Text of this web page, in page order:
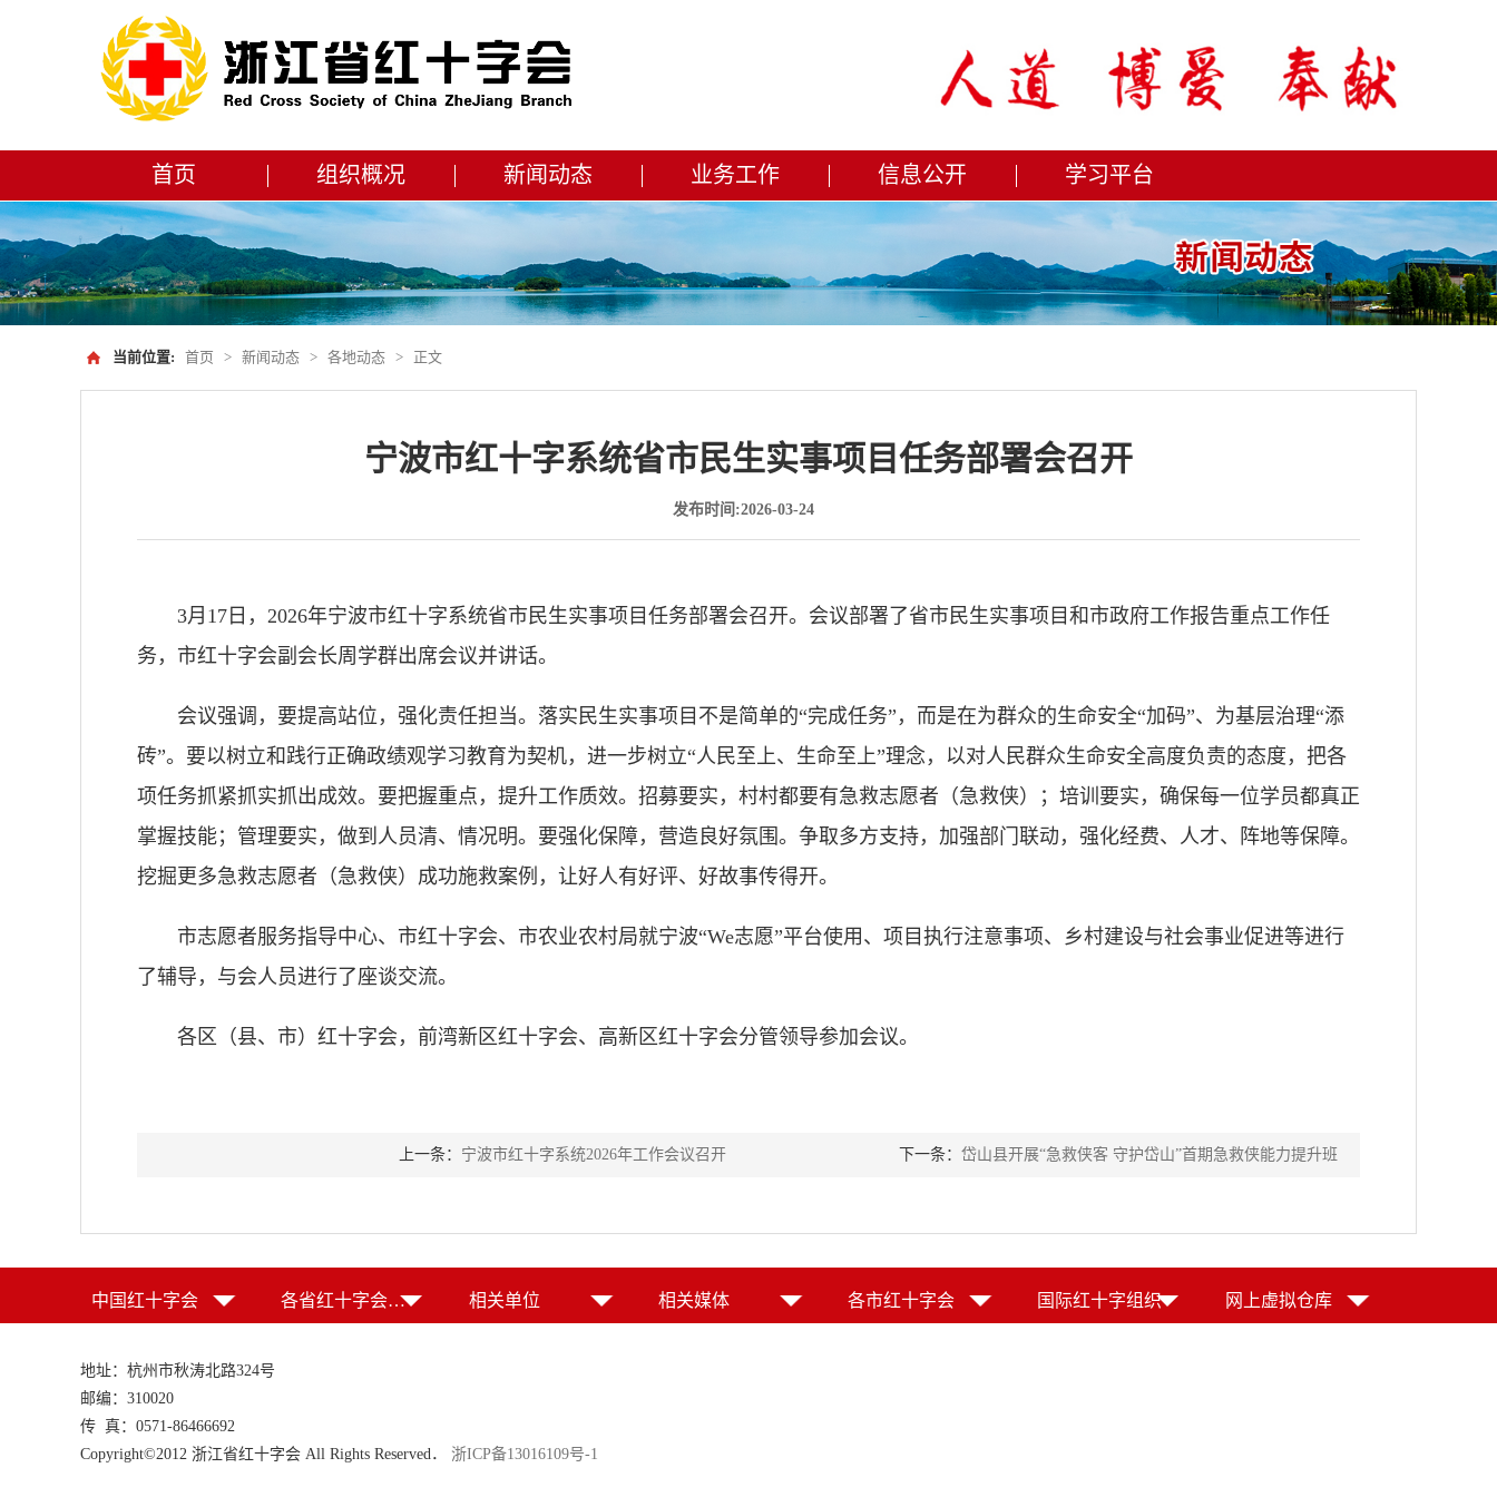
首页 组织概况 新闻动态 业务工作 信息公开 学习平台
当前位置: 首页 > 新闻动态 > 各地动态 > 正文
宁波市红十字系统省市民生实事项目任务部署会召开
发布时间:2026-03-24
3月17日，2026年宁波市红十字系统省市民生实事项目任务部署会召开。会议部署了省市民生实事项目和市政府工作报告重点工作任
务，市红十字会副会长周学群出席会议并讲话。
会议强调，要提高站位，强化责任担当。落实民生实事项目不是简单的“完成任务”，而是在为群众的生命安全“加码”、为基层治理“添
砖”。要以树立和践行正确政绩观学习教育为契机，进一步树立“人民至上、生命至上”理念，以对人民群众生命安全高度负责的态度，把各
项任务抓紧抓实抓出成效。要把握重点，提升工作质效。招募要实，村村都要有急救志愿者（急救侠）；培训要实，确保每一位学员都真正
掌握技能；管理要实，做到人员清、情况明。要强化保障，营造良好氛围。争取多方支持，加强部门联动，强化经费、人才、阵地等保障。
挖掘更多急救志愿者（急救侠）成功施救案例，让好人有好评、好故事传得开。
市志愿者服务指导中心、市红十字会、市农业农村局就宁波“We志愿”平台使用、项目执行注意事项、乡村建设与社会事业促进等进行
了辅导，与会人员进行了座谈交流。
各区（县、市）红十字会，前湾新区红十字会、高新区红十字会分管领导参加会议。
上一条： 宁波市红十字系统2026年工作会议召开 下一条： 岱山县开展“急救侠客 守护岱山”首期急救侠能力提升班
中国红十字会 各省红十字会（特别行政区红十字会） 相关单位 相关媒体 各市红十字会 国际红十字组织 网上虚拟仓库
地址：杭州市秋涛北路324号
邮编：310020
传 真：0571-86466692
Copyright©2012 浙江省红十字会 All Rights Reserved． 浙ICP备13016109号-1